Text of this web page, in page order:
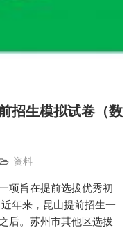
招生模拟试卷（数
资料
项旨在提前选拔优秀初
年来，昆山提前招生一
后。苏州市其他区选拔